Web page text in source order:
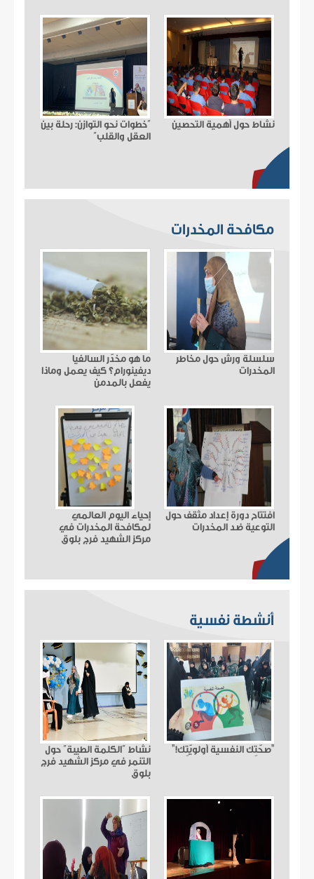
نشاط حول أهمية التحصين
“خطوات نحو التوازن: رحلة بين
العقل والقلب”
مكافحة المخدرات
سلسلة ورش حول مخاطر
المخدرات
ما هو مخدّر السالفيا
ديفينورام؟ كيف يعمل وماذا
يفعل بالمدمن
افتتاح دورة إعداد مثقف حول
التوعية ضد المخدرات
إحياء اليوم العالمي
لمكافحة المخدرات في
مركز الشهيد فرج بلوق
أنشطة نفسية
"صحّتِك النفسية أولويّتِك!"
نشاط “الكلمة الطيبة” حول
التنمر في مركز الشهيد فرج
بلوق